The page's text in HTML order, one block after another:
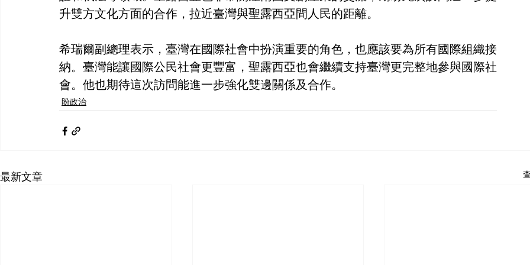
升雙方文化方面的合作，拉近臺灣與聖露西亞間人民的距離。
希瑞爾副總理表示，臺灣在國際社會中扮演重要的角色，也應該要為所有國際組織接
納。臺灣能讓國際公民社會更豐富，聖露西亞也會繼續支持臺灣更完整地參與國際社
會。他也期待這次訪問能進一步強化雙邊關係及合作。
盼政治
最新文章